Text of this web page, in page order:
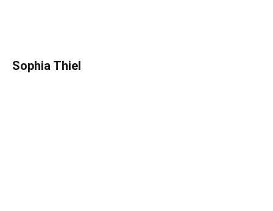
Sophia Thiel